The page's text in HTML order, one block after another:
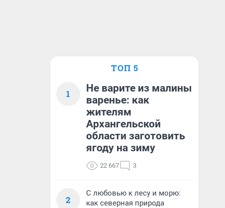
ТОП 5
1
Не варите из малины
варенье: как
жителям
Архангельской
области заготовить
ягоду на зиму
22 667 3
2
С любовью к лесу и морю:
как северная природа